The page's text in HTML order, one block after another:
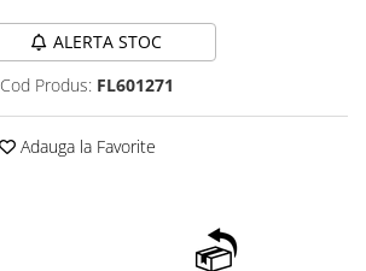
ALERTA STOC
Cod Produs: FL601271
Adauga la Favorite